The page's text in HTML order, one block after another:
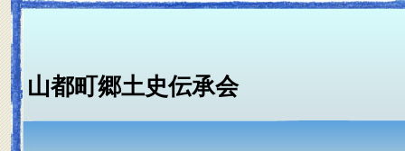
山都町郷土史伝承会